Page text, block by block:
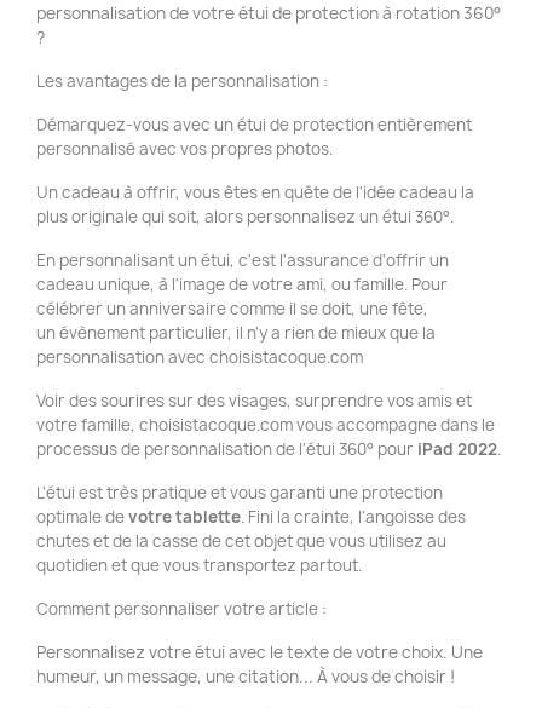
personnalisation de votre étui de protection à rotation 360°
?
Les avantages de la personnalisation :
Démarquez-vous avec un étui de protection entièrement
personnalisé avec vos propres photos.
Un cadeau à offrir, vous êtes en quête de l'idée cadeau la
plus originale qui soit, alors personnalisez un étui 360°.
En personnalisant un étui, c'est l'assurance d'offrir un
cadeau unique, à l'image de votre ami, ou famille. Pour
célébrer un anniversaire comme il se doit, une fête,
un évènement particulier, il n'y a rien de mieux que la
personnalisation avec choisistacoque.com
Voir des sourires sur des visages, surprendre vos amis et
votre famille, choisistacoque.com vous accompagne dans le
processus de personnalisation de l'étui 360° pour iPad 2022.
L'étui est très pratique et vous garanti une protection
optimale devotre tablette. Fini la crainte, l'angoisse des
chutes et de la casse de cet objet que vous utilisez au
quotidien et que vous transportez partout.
Comment personnaliser votre article :
Personnalisez votre étui avec le texte de votre choix. Une
humeur, un message, une citation... À vous de choisir !